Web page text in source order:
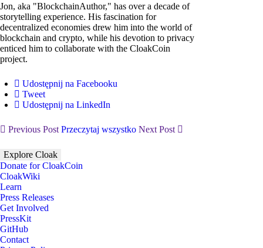
Jon, aka "BlockchainAuthor," has over a decade of
storytelling experience. His fascination for
decentralized economies drew him into the world of
blockchain and crypto, while his devotion to privacy
enticed him to collaborate with the CloakCoin
project.
Udostępnij na Facebooku
Tweet
Udostępnij na LinkedIn
Previous Post Przeczytaj wszystko Next Post
Explore Cloak
Donate for CloakCoin
CloakWiki
Learn
Press Releases
Get Involved
PressKit
GitHub
Contact